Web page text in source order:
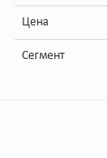
Цена
Сегмент